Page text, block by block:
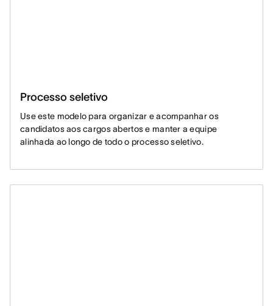
Processo seletivo
Use este modelo para organizar e acompanhar os
candidatos aos cargos abertos e manter a equipe
alinhada ao longo de todo o processo seletivo.